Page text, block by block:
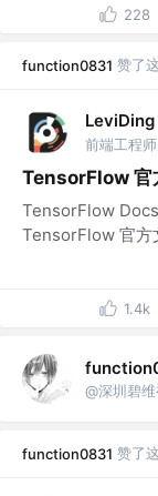
228
function0831 赞了
LeviDing
前端工程师
TensorFlow 官
TensorFlow
TensorFlow 官方
1.4k
@深圳碧
function0831 赞了